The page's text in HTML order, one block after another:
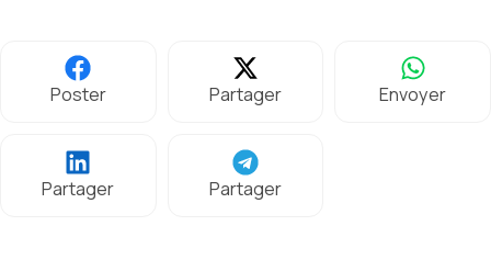
Poster Partager Envoyer
Partager Partager